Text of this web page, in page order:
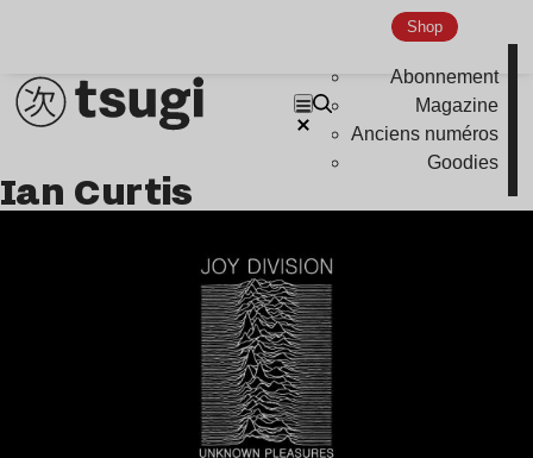
Shop
Abonnement
Magazine
Anciens numéros
Goodies
Ian Curtis